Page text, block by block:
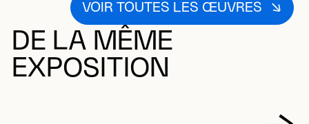
VOIR TOUTES LES ŒUVRES
DE LA MÊME
EXPOSITION